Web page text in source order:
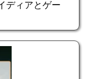
ディアとゲー